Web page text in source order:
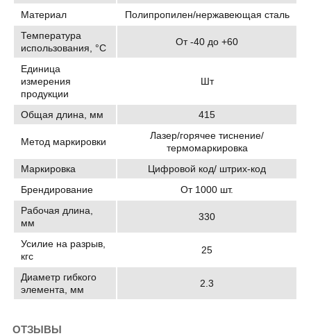
Материал
Полипропилен/нержавеющая сталь
Температура
использования, °C
От -40 до +60
Единица
измерения
продукции
Шт
Общая длина, мм 415
Метод маркировки
Лазер/горячее тиснение/
термомаркировка
Маркировка
Цифровой код/ штрих-код
Брендирование
От 1000 шт.
Рабочая длина,
мм
330
Усилие на разрыв,
кгс
25
Диаметр гибкого
элемента, мм
2.3
ОТЗЫВЫ